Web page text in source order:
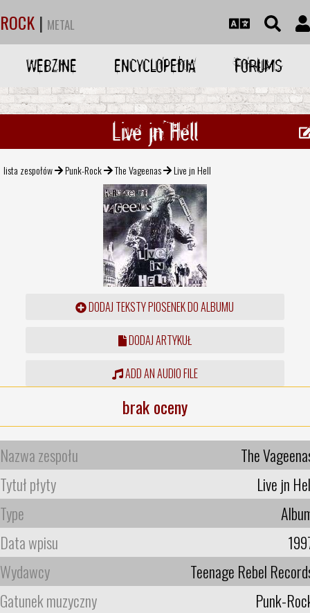
ROCK | METAL
WEBZINE ENCYCLOPEDIA FORUMS
Live jn Hell
lista zespołów Punk-Rock The Vageenas Live jn Hell
DODAJ TEKSTY PIOSENEK DO ALBUMU
DODAJ ARTYKUŁ
ADD AN AUDIO FILE
brak oceny
Nazwa zespołu
The
Tytuł płyty
Live jn
Type
Data wpisu
Wydawcy
Teenage Rebel
Gatunek muzyczny
Punk-